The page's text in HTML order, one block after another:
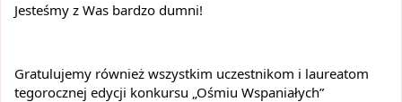
Jesteśmy z Was bardzo dumni!
Gratulujemy również wszystkim uczestnikom i laureatom
tegorocznej edycji konkursu „Ośmiu Wspaniałych”